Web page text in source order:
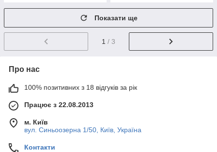
Показати ще
1 / 3
Про нас
100% позитивних з 18 відгуків за рік
Працює з 22.08.2013
м. Київ
вул. Синьоозерна 1/50, Київ, Україна
Контакти